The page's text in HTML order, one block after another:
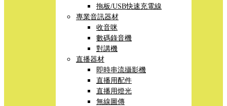
拖板/USB快速充電線
專業音訊器材
收音咪
數碼錄音機
對講機
直播器材
即時串流攝影機
直播用配件
直播用燈光
無線圖傳